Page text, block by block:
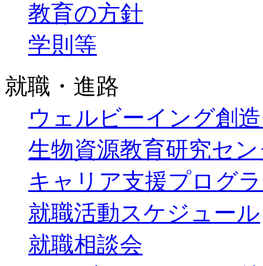
教育の方針
学則等
就職・進路
ウェルビーイング創
生物資源教育研究セ
キャリア支援プログ
就職活動スケジュール
就職相談会